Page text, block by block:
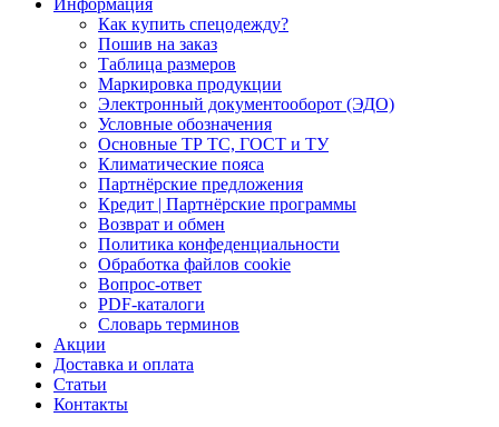
Информация
Как купить спецодежду?
Пошив на заказ
Таблица размеров
Маркировка продукции
Электронный документооборот (ЭДО)
Условные обозначения
Основные ТР ТС, ГОСТ и ТУ
Климатические пояса
Партнёрские предложения
Кредит | Партнёрские программы
Возврат и обмен
Политика конфеденциальности
Обработка файлов cookie
Вопрос-ответ
PDF-каталоги
Словарь терминов
Акции
Доставка и оплата
Статьи
Контакты